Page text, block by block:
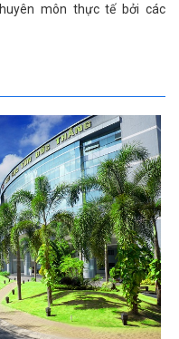
môn thực tế bởi các